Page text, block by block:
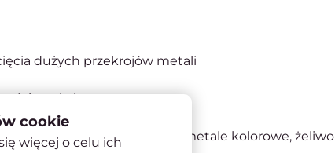
dużych przekrojów metali
ścieranie i temperaturę
i płynniejsza praca
nierdzewna, automatowa, metale kolorowe, żeliwo
cookie
więcej o celu ich